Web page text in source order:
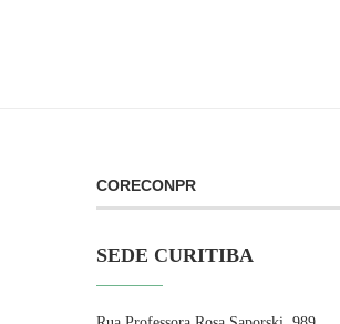
CORECONPR
SEDE CURITIBA